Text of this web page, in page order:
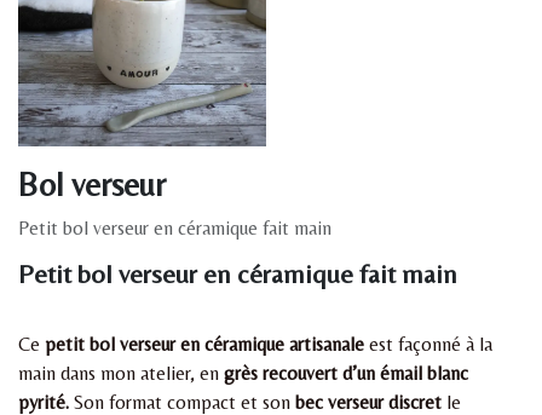
Bol verseur
Petit bol verseur en céramique fait main
Petit bol verseur en céramique fait main
Ce petit bol verseur en céramique artisanale est façonné à la
main dans mon atelier, en grès recouvert d’un émail blanc
pyrité. Son format compact et son bec verseur discret le